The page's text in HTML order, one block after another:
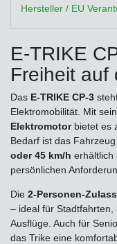
Hersteller / EU
E-TRIKE
Freiheit auf
Das E-TRIKE CP-3
Elektromobilität. Mit
Elektromotorbietet es
Bedarf ist das
oder 45 km/h erhältlich
persönlichen
Die 2-Personen-
– ideal für
Ausflüge. Auch für
das Trike eine